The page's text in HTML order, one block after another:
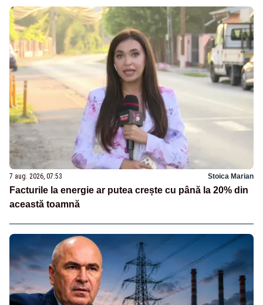
7 aug. 2026, 07:53 Stoica Marian
Facturile la energie ar putea crește cu până la 20% din
această toamnă